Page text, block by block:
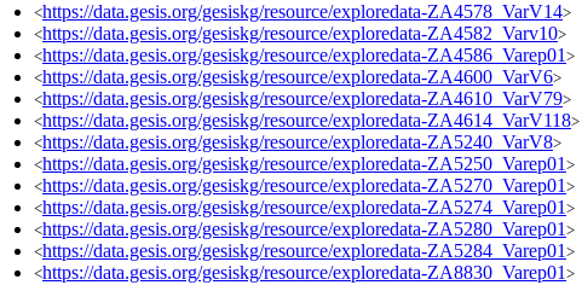
<https://data.gesis.org/gesiskg/resource/exploredata-ZA4578_VarV14>
<https://data.gesis.org/gesiskg/resource/exploredata-ZA4582_Varv10>
<https://data.gesis.org/gesiskg/resource/exploredata-ZA4586_Varep01>
<https://data.gesis.org/gesiskg/resource/exploredata-ZA4600_VarV6>
<https://data.gesis.org/gesiskg/resource/exploredata-ZA4610_VarV79>
<https://data.gesis.org/gesiskg/resource/exploredata-ZA4614_VarV118>
<https://data.gesis.org/gesiskg/resource/exploredata-ZA5240_VarV8>
<https://data.gesis.org/gesiskg/resource/exploredata-ZA5250_Varep01>
<https://data.gesis.org/gesiskg/resource/exploredata-ZA5270_Varep01>
<https://data.gesis.org/gesiskg/resource/exploredata-ZA5274_Varep01>
<https://data.gesis.org/gesiskg/resource/exploredata-ZA5280_Varep01>
<https://data.gesis.org/gesiskg/resource/exploredata-ZA5284_Varep01>
<https://data.gesis.org/gesiskg/resource/exploredata-ZA8830_Varep01>